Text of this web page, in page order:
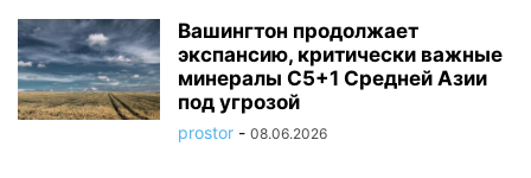
Вашингтон продолжает
экспансию, критически важные
минералы C5+1 Средней Азии
под угрозой
prostor - 08.06.2026